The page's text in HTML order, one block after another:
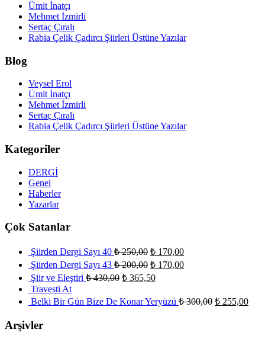
Ümit İnatçı
Mehmet İzmirli
Sertaç Çıralı
Rabia Çelik Çadırcı Şiirleri Üstüne Yazılar
Blog
Veysel Erol
Ümit İnatçı
Mehmet İzmirli
Sertaç Çıralı
Rabia Çelik Çadırcı Şiirleri Üstüne Yazılar
Kategoriler
DERGİ
Genel
Haberler
Yazarlar
Çok Satanlar
Şiirden Dergi Sayı 40 ₺250,00 ₺ 170,00
Şiirden Dergi Sayı 43 ₺200,00 ₺ 170,00
Şiir ve Eleştiri ₺430,00 ₺ 365,50
Travesti At
Belki Bir Gün Bize De Konar Yeryüzü ₺300,00 ₺ 255,00
Arşivler